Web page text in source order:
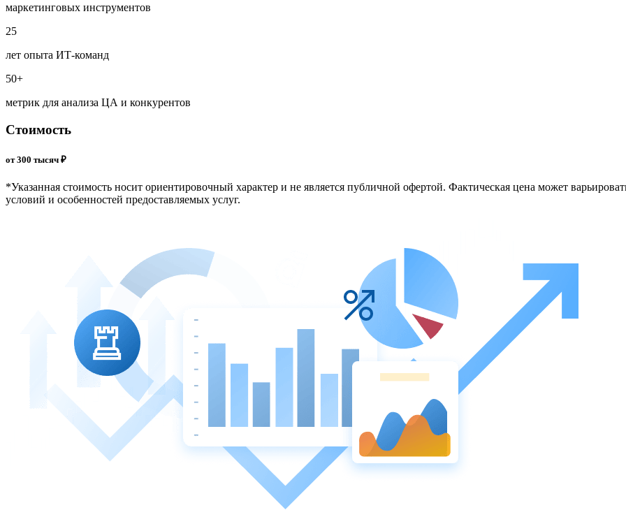
маркетинговых инструментов
25
лет опыта ИТ-команд
50+
метрик для анализа ЦА и конкурентов
Стоимость
от 300 тысяч ₽
*Указанная стоимость носит ориентировочный характер и не является публичной офертой. Фактическая цена может
условий и особенностей предоставляемых услуг.